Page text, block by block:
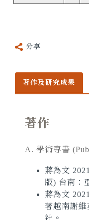
分享
著作及研究成果
著作
A. 學術專書
蔣為文
版) 台南：
蔣為文
著越南謝
社。